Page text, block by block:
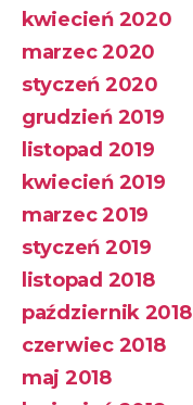
kwiecień 2020
marzec 2020
styczeń 2020
grudzień 2019
listopad 2019
kwiecień 2019
marzec 2019
styczeń 2019
listopad 2018
październik 2018
czerwiec 2018
maj 2018